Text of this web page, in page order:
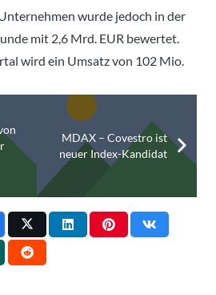
wurde jedoch in der
mit 2,6 Mrd. EUR bewertet.
wird ein Umsatz von 102 Mio.
MDAX – Covestro ist
neuer Index-Kandidat